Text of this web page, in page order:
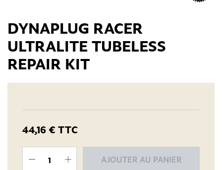
DYNAPLUG RACER
ULTRALITE TUBELESS
REPAIR KIT
44,16 € TTC
AJOUTER AU PANIER